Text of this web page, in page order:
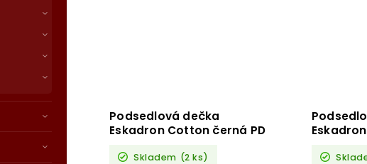
Podsedlová dečka
Eskadron Cotton černá PD
Skladem (2 ks)